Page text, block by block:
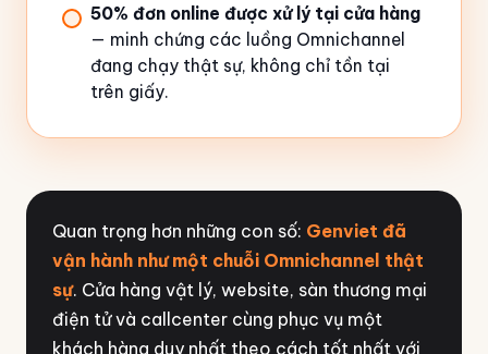
50% đơn online được xử lý tại cửa hàng
— minh chứng các luồng Omnichannel
đang chạy thật sự, không chỉ tồn tại
trên giấy.
Quan trọng hơn những con số: Genviet đã
vận hành như một chuỗi Omnichannel thật
sự. Cửa hàng vật lý, website, sàn thương mại
điện tử và callcenter cùng phục vụ một
khách hàng duy nhất theo cách tốt nhất với